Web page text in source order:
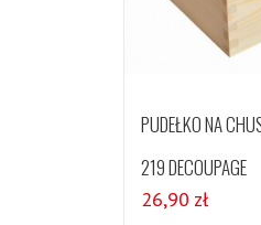
PUDEŁKO NA
219 DECOUPAGE
26,90 zł